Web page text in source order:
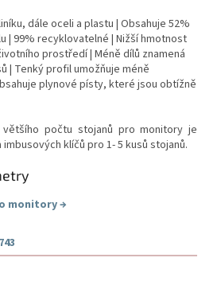
dále oceli a plastu | Obsahuje 52%
| 99% recyklovatelné | Nižší hmotnost
prostředí | Méně dílů znamená
| Tenký profil umožňuje méně
plynové písty, které jsou obtížně
počtu stojanů pro monitory je
klíčů pro 1- 5 kusů stojanů.
monitory→